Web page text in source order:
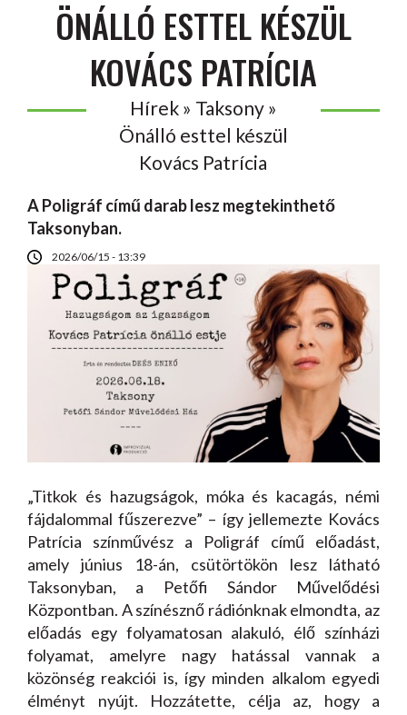
ÖNÁLLÓ ESTTEL KÉSZÜL
KOVÁCS PATRÍCIA
Hírek » Taksony »
Önálló esttel készül
Kovács Patrícia
A Poligráf című darab lesz megtekinthető
Taksonyban.
2026/06/15 - 13:39
„Titkok és hazugságok, móka és kacagás, némi
fájdalommal fűszerezve” – így jellemezte Kovács
Patrícia színművész a Poligráf című előadást,
amely június 18-án, csütörtökön lesz látható
Taksonyban, a Petőfi Sándor Művelődési
Központban. A színésznő rádiónknak elmondta, az
előadás egy folyamatosan alakuló, élő színházi
folyamat, amelyre nagy hatással vannak a
közönség reakciói is, így minden alkalom egyedi
élményt nyújt. Hozzátette, célja az, hogy a